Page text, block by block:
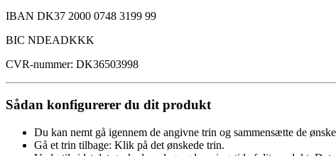
IBAN DK37 2000 0748 3199 99
BIC NDEADKKK
CVR-nummer: DK36503998
Sådan konfigurerer du dit produkt
Du kan nemt gå igennem de angivne trin og sammensætte de
Gå et trin tilbage: Klik på det ønskede trin.